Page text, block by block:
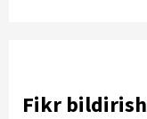
Fikr bildirish